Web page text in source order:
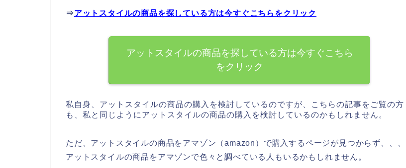
⇒アットスタイルの商品を探している方は今すぐこちらをクリック
アットスタイルの商品を探している方は今すぐこちら
をクリック
私自身、アットスタイルの商品の購入を検討しているのですが、こちらの記事をご覧の方
も、私と同じようにアットスタイルの商品の購入を検討しているのかもしれません。
ただ、アットスタイルの商品をアマゾン（amazon）で購入するページが見つからず、、、
アットスタイルの商品をアマゾンで色々と調べている人もいるかもしれません。